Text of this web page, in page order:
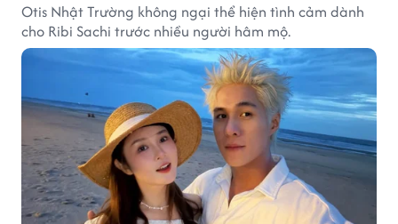
Otis Nhật Trường không ngại thể hiện tình cảm dành
cho Ribi Sachi trước nhiều người hâm mộ.